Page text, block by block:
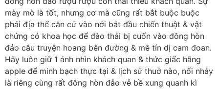
mày mò là tốt, nhưng cơ mà cũng rất bắt buộc buộc
phải địa thế căn cứ vào nới bắt đầu chiến thuật & vật
chứng có khoa học để đào thải bị cuốn vào đông hòn
đảo câu truyện hoang bên đường & mê tín dị cam đoan.
Hãy luôn giữ 1 ánh nhìn khách quan & thức giấc hãng
apple để minh bạch thực tại & lịch sử thuở nào, nổi nhảy
là riêng cùng rất đông hòn đảo vẻ bề xung quanh kì